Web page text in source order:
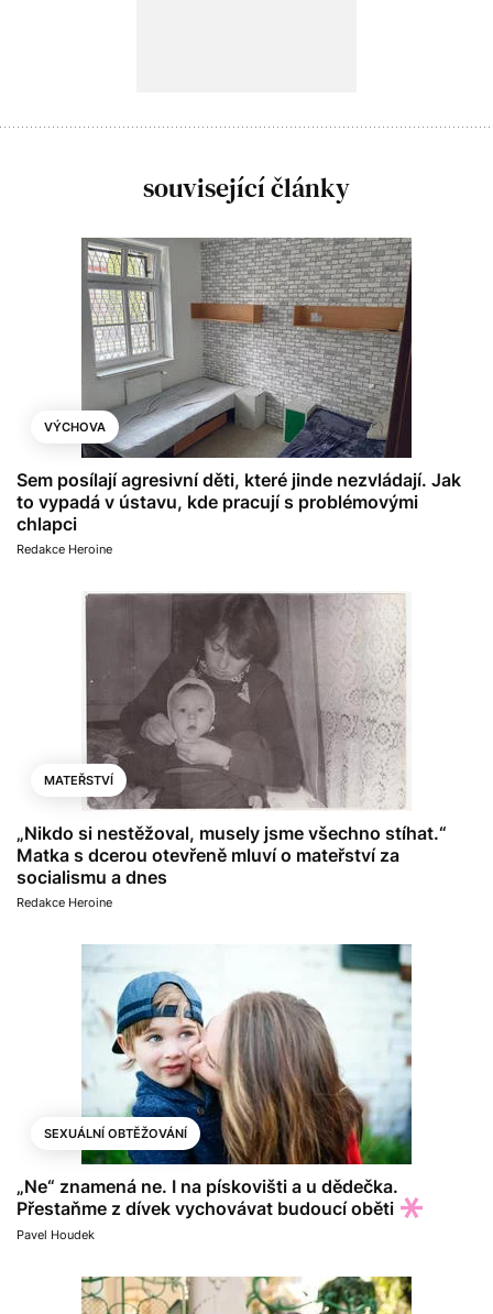
související články
VÝCHOVA
Sem posílají agresivní děti, které jinde nezvládají. Jak
to vypadá v ústavu, kde pracují s problémovými
chlapci
Redakce Heroine
MATEŘSTVÍ
„Nikdo si nestěžoval, musely jsme všechno stíhat.“
Matka s dcerou otevřeně mluví o mateřství za
socialismu a dnes
Redakce Heroine
SEXUÁLNÍ OBTĚŽOVÁNÍ
„Ne“ znamená ne. I na pískovišti a u dědečka.
Přestaňme z dívek vychovávat budoucí oběti
Pavel Houdek